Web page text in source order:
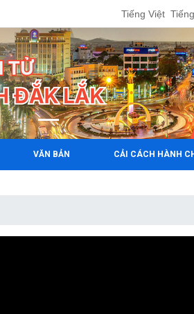
Tiếng Việt
VĂN BẢN CẢI CÁCH HÀNH